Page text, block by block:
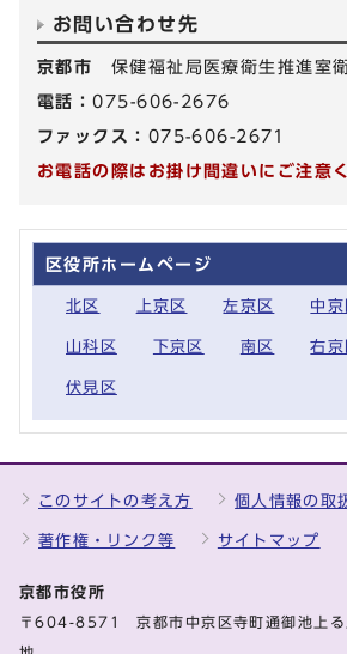
お問い合わせ先
京都市 保健福祉局医療衛生推進室
電話：075-606-2676
ファックス： 075-606-2671
お電話の際はお掛け間違いにご注意
区役所ホームページ
北区 上京区 左京区 中京
山科区 下京区 南区 右京
伏見区
このサイトの考え方 個人情報の取
著作権・リンク等 サイトマップ
京都市役所
〒604-8571 京都市中京区寺町通御池上る